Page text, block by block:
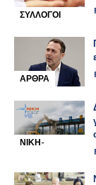
ΣΥΛΛΟΓΟΙ
ΑΡΘΡΑ
ΝΙΚΗ-
ΚΙΝΗΜΑ